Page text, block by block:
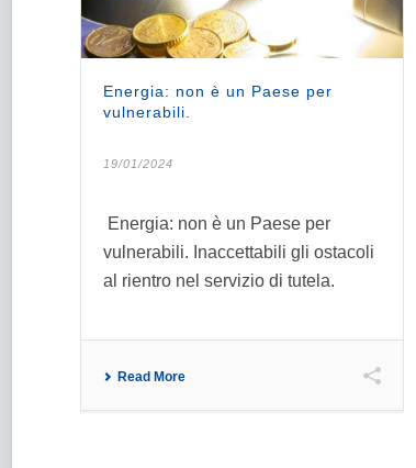
Energia: non è un Paese per
vulnerabili.
19/01/2024
Energia: non è un Paese per
vulnerabili. Inaccettabili gli ostacoli
al rientro nel servizio di tutela.
Read More